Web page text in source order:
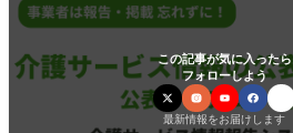
この記事が気に入ったら
フォローしよう
最新情報をお届けします